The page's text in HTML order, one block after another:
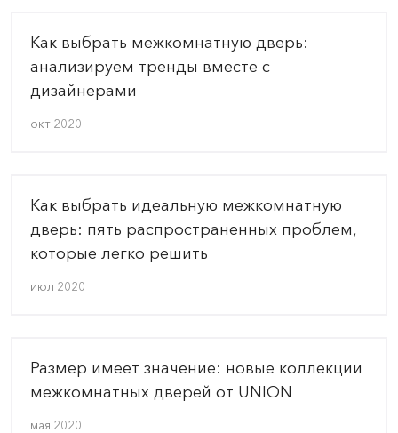
Как выбрать межкомнатную дверь:
анализируем тренды вместе с
дизайнерами
окт 2020
Как выбрать идеальную межкомнатную
дверь: пять распространенных проблем,
которые легко решить
июл 2020
Размер имеет значение: новые коллекции
межкомнатных дверей от UNION
мая 2020